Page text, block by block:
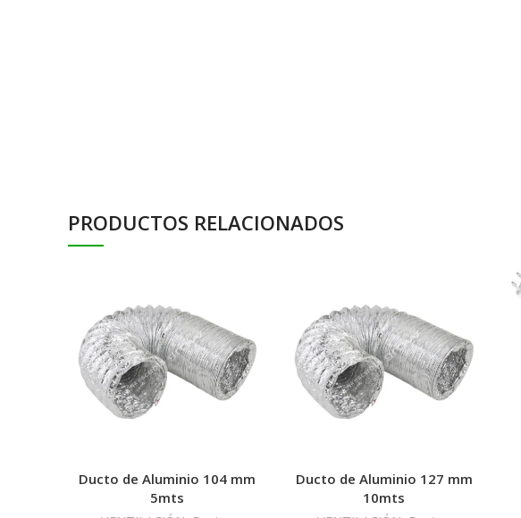
PRODUCTOS RELACIONADOS
Ducto de Aluminio 104 mm
5mts
Ducto de Aluminio 127 mm
10mts